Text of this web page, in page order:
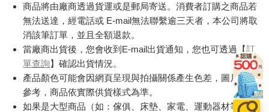
商品將由廠商透過貨運或是郵局寄送。消費者訂購之商品若
無法送達，經電話或 E-mail無法聯繫逾三天者，本公司將取
消該筆訂單，並且全額退款。
當廠商出貨後，您會收到E-mail出貨通知，您也可透過【訂
單查詢】確認出貨情況。
產品顏色可能會因網頁呈現與拍攝關係產生色差，圖片僅供
參考，商品依實際供貨樣式為準。
如果是大型商品（如：傢俱、床墊、家電、運動器材等）及